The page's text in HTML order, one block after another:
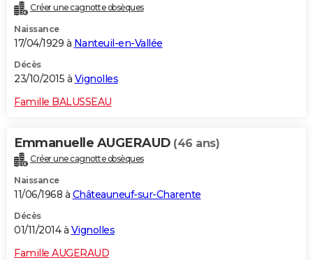
Carte de Noël
Carte Bonne année
Carte Saint-Valentin
Carte Pâques
Carte d'anniversaire
DICTIONNAIRE
Dictionnaire
Biographies
Citations
Expressions
Proverbes
PROGRAMME TV
COPAINS D'AVANT
S'inscrire
Se connecter
Lycées
Collèges
Primaires
Universités
Entreprises
Service militaire
Avis de recherche
AVIS DE DÉCÈS
Bricolage
Lifestyle
Culture
Sport
Auto
Television
Voyage
Cinema
Créer une cagnotte obsèques
Naissance
17/04/1929 à Nanteuil-en-Vallée
Décès
23/10/2015 à Vignolles
Famille BALUSSEAU
Emmanuelle AUGERAUD (46 ans)
Créer une cagnotte obsèques
Naissance
11/06/1968 à Châteauneuf-sur-Charente
Décès
01/11/2014 à Vignolles
Famille AUGERAUD